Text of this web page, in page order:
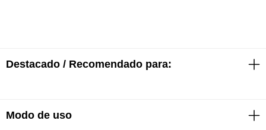
Destacado / Recomendado para:
· Eau de toilette fresco y vigorizante
Modo de uso